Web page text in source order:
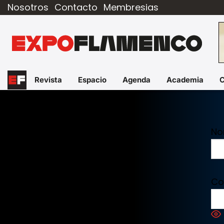
Nosotros Contacto Membresias
Revista Espacio Agenda Academia